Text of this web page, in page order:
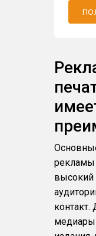
высокий